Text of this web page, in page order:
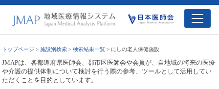
トップページ >施設別検索 >検索結果一覧 > にしの老人保健施設
JMAPは、各都道府県医師会、郡市区医師会や会員が、自地域の将来の医療
や介護の提供体制について検討を行う際の参考、ツールとして活用してい
ただくことを目的としています。